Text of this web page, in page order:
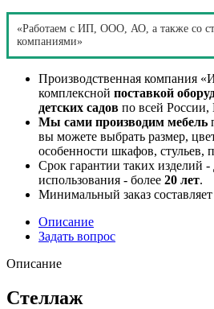
«Работаем с ИП, ООО, АО, а также со
компаниями»
Производственная компания
комплексной поставкой
детских садов по всей России,
Мы сами производим мебель
вы можете выбрать размер,
особенности шкафов, стульев,
Срок гарантии таких изделий -
использования - более 20 лет.
Минимальный заказ
Описание
Задать вопрос
Описание
Стеллаж